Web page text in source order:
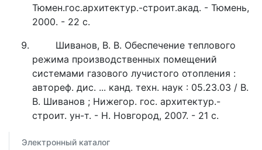
Тюмен.гос.архитектур.-строит.акад. - Тюмень,
2000. - 22 с.
Шиванов, В. В. Обеспечение теплового
режима производственных помещений
системами газового лучистого отопления :
автореф. дис. ... канд. техн. наук : 05.23.03 / В.
В. Шиванов ; Нижегор. гос. архитектур.-
строит. ун-т. - Н. Новгород, 2007. - 21 с.
Электронный каталог